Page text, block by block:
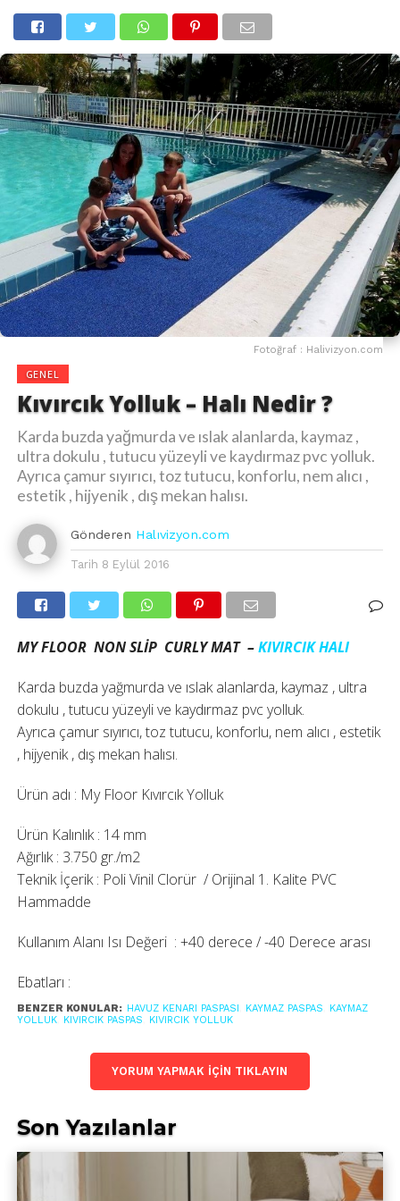
Fotoğraf : Halivizyon.com
GENEL
Kıvırcık Yolluk – Halı Nedir ?
Karda buzda yağmurda ve ıslak alanlarda, kaymaz ,
ultra dokulu , tutucu yüzeyli ve kaydırmaz pvc yolluk.
Ayrıca çamur sıyırıcı, toz tutucu, konforlu, nem alıcı ,
estetik , hijyenik , dış mekan halısı.
Gönderen Halıvizyon.com
Tarih 8 Eylül 2016
MY FLOOR NON SLİP CURLY MAT –KIVIRCIK HALI
Karda buzda yağmurda ve ıslak alanlarda, kaymaz , ultra
dokulu , tutucu yüzeyli ve kaydırmaz pvc yolluk.
Ayrıca çamur sıyırıcı, toz tutucu, konforlu, nem alıcı , estetik
, hijyenik , dış mekan halısı.
Ürün adı : My Floor Kıvırcık Yolluk
Ürün Kalınlık : 14 mm
Ağırlık : 3.750 gr./m2
Teknik İçerik : Poli Vinil Clorür / Orijinal 1. Kalite PVC
Hammadde
Kullanım Alanı Isı Değeri : +40 derece / -40 Derece arası
Ebatları :
100 cm x 15,00 metre boyunda ve
BENZER KONULAR: HAVUZ KENARI PASPASI KAYMAZ PASPAS
KAYMAZ
YOLLUK, KIVIRCIK PASPAS KIVIRCIK YOLLUK
YORUM YAPMAK IÇIN TIKLAYIN
Son Yazılanlar